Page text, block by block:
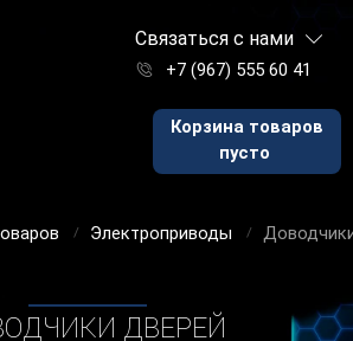
Связаться с нами
+7 (967) 555 60 41
Корзина товаров
пусто
Электроприводы
ДВЕРЕЙ